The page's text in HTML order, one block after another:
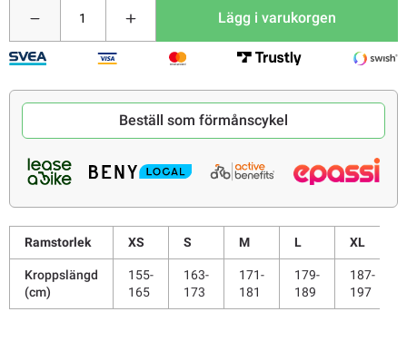
Lägg i varukorgen
Beställ som förmånscykel
Ramstorlek XS S M L XL
Kroppslängd
(cm)
155-
165
163-
173
171-
181
179-
189
187-
197